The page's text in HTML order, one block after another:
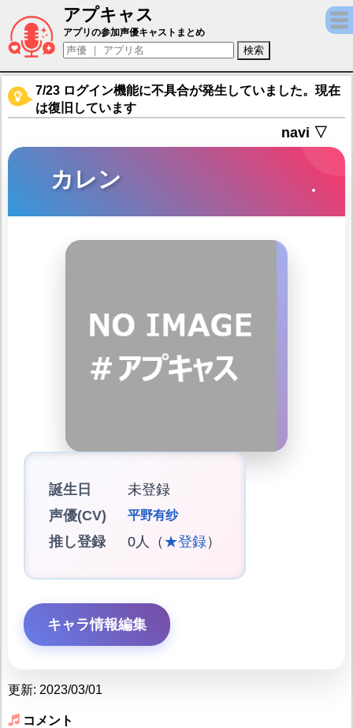
アプキャス
カレン（声優：平野有纱)【カラーピーソウ
アプリの参加声優キャストまとめ
7/23 ログイン機能に不具合が発生していました。現在
は復旧しています
navi ▽
カレン
誕生日
未登録
声優(CV)
平野有纱
推し登録 0人（ ★登録）
キャラ情報編集
更新: 2023/03/01
コメント